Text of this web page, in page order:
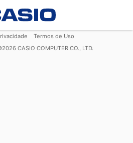
Termos de Uso
2026 CASIO COMPUTER CO., LTD.